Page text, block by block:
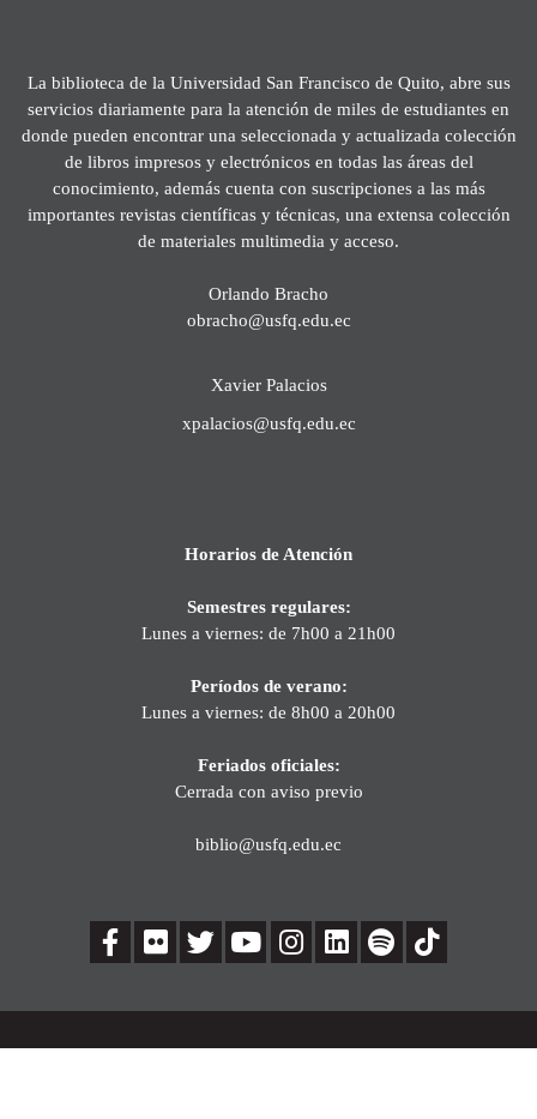
La biblioteca de la Universidad San Francisco de Quito, abre sus
servicios diariamente para la atención de miles de estudiantes en
donde pueden encontrar una seleccionada y actualizada colección
de libros impresos y electrónicos en todas las áreas del
conocimiento, además cuenta con suscripciones a las más
importantes revistas científicas y técnicas, una extensa colección
de materiales multimedia y acceso.
Orlando Bracho
obracho@usfq.edu.ec
Xavier Palacios
xpalacios@usfq.edu.ec
Horarios de Atención
Semestres regulares:
Lunes a viernes: de 7h00 a 21h00
Períodos de verano:
Lunes a viernes: de 8h00 a 20h00
Feriados oficiales:
Cerrada con aviso previo
biblio@usfq.edu.ec